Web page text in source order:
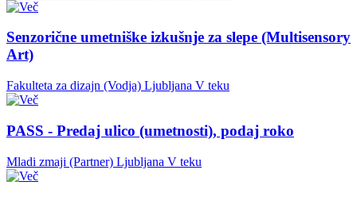
Senzorične umetniške izkušnje za slepe (Multisensory
Art)
Fakulteta za dizajn (Vodja) Ljubljana V teku
PASS - Predaj ulico (umetnosti), podaj roko
Mladi zmaji (Partner) Ljubljana V teku